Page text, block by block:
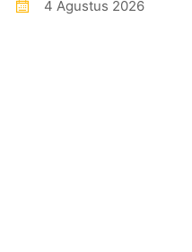
4 Agustus 2026